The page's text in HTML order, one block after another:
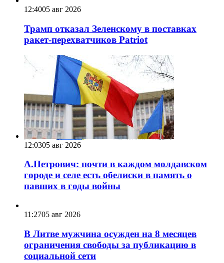
12:4005 авг 2026
Трамп отказал Зеленскому в поставках
ракет-перехватчиков Patriot
12:0305 авг 2026
А.Петрович: почти в каждом молдавском
городе и селе есть обелиски в память о
павших в годы войны
11:2705 авг 2026
В Литве мужчина осужден на 8 месяцев
ограничения свободы за публикацию в
социальной сети